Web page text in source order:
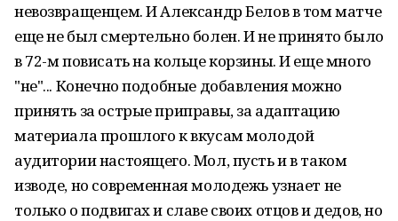
невозвращенцем. И Александр Белов в том матче
еще не был смертельно болен. И не принято было
в 72-м повисать на кольце корзины. И еще много
"не"... Конечно подобные добавления можно
принять за острые приправы, за адаптацию
материала прошлого к вкусам молодой
аудитории настоящего. Мол, пусть и в таком
изводе, но современная молодежь узнает не
только о подвигах и славе своих отцов и дедов, но